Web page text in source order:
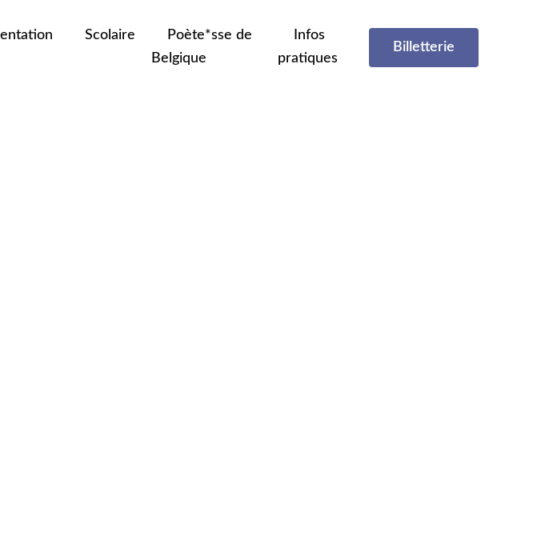
Scolaire
Poète*sse de
Belgique
Infos
pratiques
Billetterie